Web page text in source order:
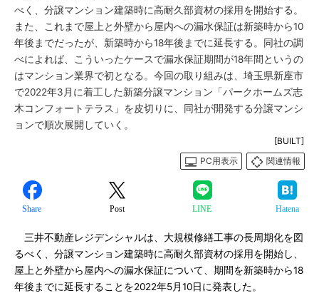
べく、分譲マンション建築時に高耐久部資材の採用を開始する。
また、これまで屋上と外壁から屋内への漏水保証は新築時から10
年後までだったが、新築時から18年後までに延長する。同社の調
べによれば、こういったケースで漏水保証期間が18年間というの
はマンション業界で初となる。今回の取り組みは、埼玉県新座市
で2022年3月に着工した新築分譲マンション「パークホームズ志
木コンフォートテラス」を皮切りに、同社が開発する分譲マンシ
ョンで順次展開していく。
[BUILT]
PC用表示
関連情報
Share Post LINE Hatena
三井不動産レジデンシャルは、大規模修繕工事の長周期化を図
るべく、分譲マンション建築時に高耐久部資材の採用を開始し、
屋上と外壁から屋内への漏水保証について、期間を新築時から18
年後までに延長することを2022年5月10日に発表した。